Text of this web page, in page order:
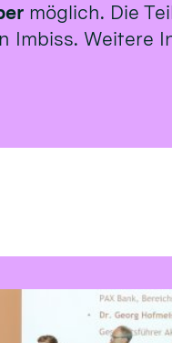
möglich. Die
Imbiss. Weitere